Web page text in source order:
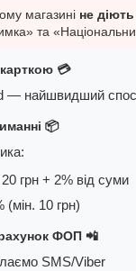
магазині не діють
та
💳
— найшвидший
📦
20 грн + 2% від суми
(мін. 10 грн)
ФОП 📲
SMS/Viber